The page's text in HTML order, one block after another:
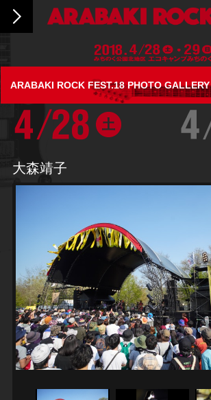
ARABAKI ROCK FEST.18 PHOTO GALLERY
大森靖子